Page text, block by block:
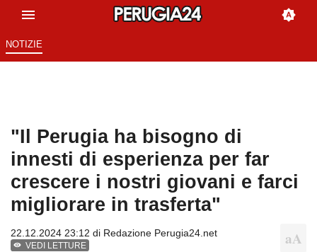
NOTIZIE
"Il Perugia ha bisogno di
innesti di esperienza per far
crescere i nostri giovani e farci
migliorare in trasferta"
22.12.2024 23:12 di Redazione Perugia24.net
VEDI LETTURE